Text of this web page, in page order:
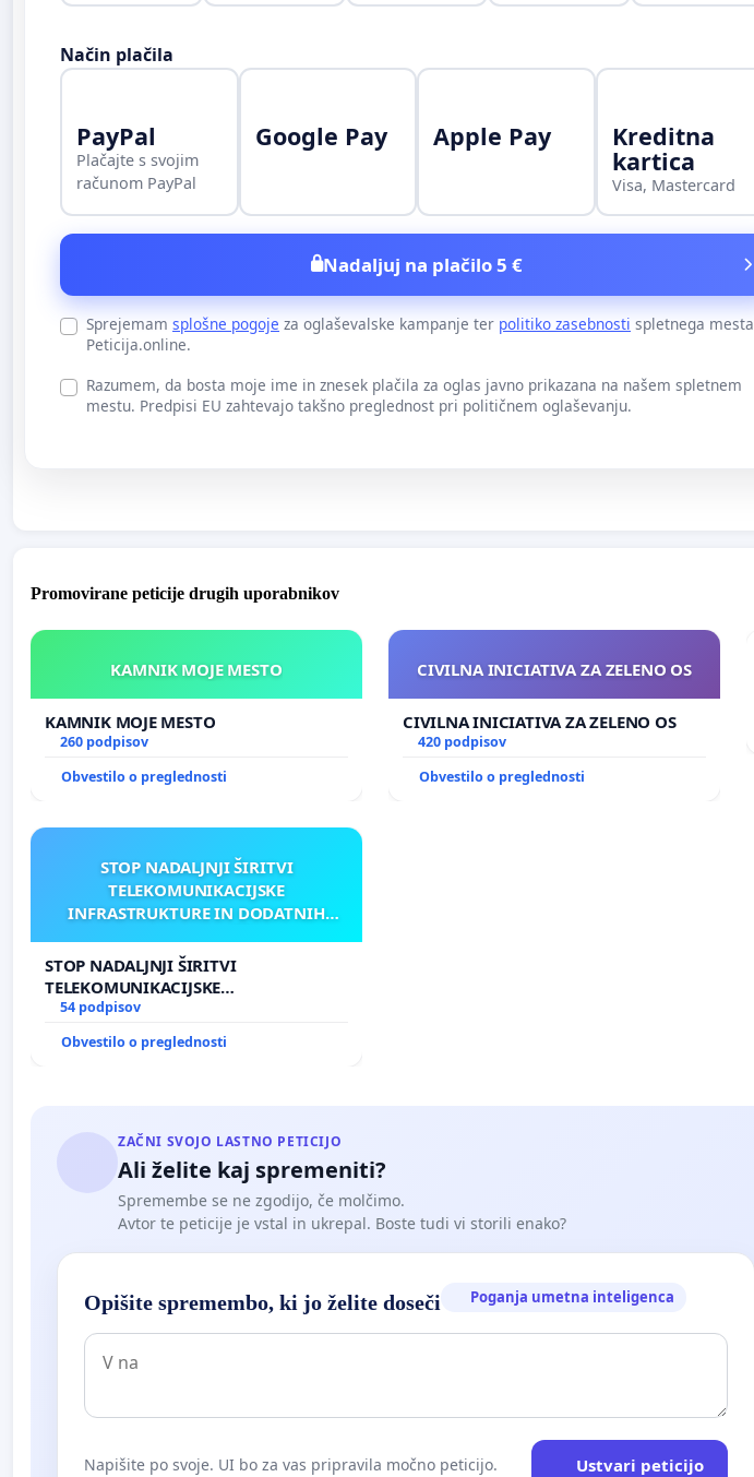
Način plačila
PayPal
Plačajte s svojim
računom PayPal
Google Pay Apple Pay Kreditna
kartica
Visa, Mastercard
Nadaljuj na plačilo 5 €
Sprejemam splošne pogoje za oglaševalske kampanje ter politiko zasebnosti spletnega mesta
Peticija.online.
Razumem, da bosta moje ime in znesek plačila za oglas javno prikazana na našem spletnem
mestu. Predpisi EU zahtevajo takšno preglednost pri političnem oglaševanju.
Promovirane peticije drugih uporabnikov
KAMNIK MOJE MESTO
KAMNIK MOJE MESTO
260 podpisov
Obvestilo o preglednosti
CIVILNA INICIATIVA ZA ZELENO OS
CIVILNA INICIATIVA ZA ZELENO OS
420 podpisov
Obvestilo o preglednosti
STOP NADALJNJI ŠIRITVI
TELEKOMUNIKACIJSKE
INFRASTRUKTURE IN DODATNIH
STOP NADALJNJI ŠIRITVI
TELEKOMUNIKACIJSKE
INFRASTRUKTURE IN DODATNIH
54 podpisov
Obvestilo o preglednosti
ZAČNI SVOJO LASTNO PETICIJO
Ali želite kaj spremeniti?
Spremembe se ne zgodijo, če molčimo.
Avtor te peticije je vstal in ukrepal. Boste tudi vi storili enako?
Opišite spremembo, ki jo želite doseči Poganja umetna inteligenca
Napišite po svoje. UI bo za vas pripravila močno peticijo. Ustvari peticijo